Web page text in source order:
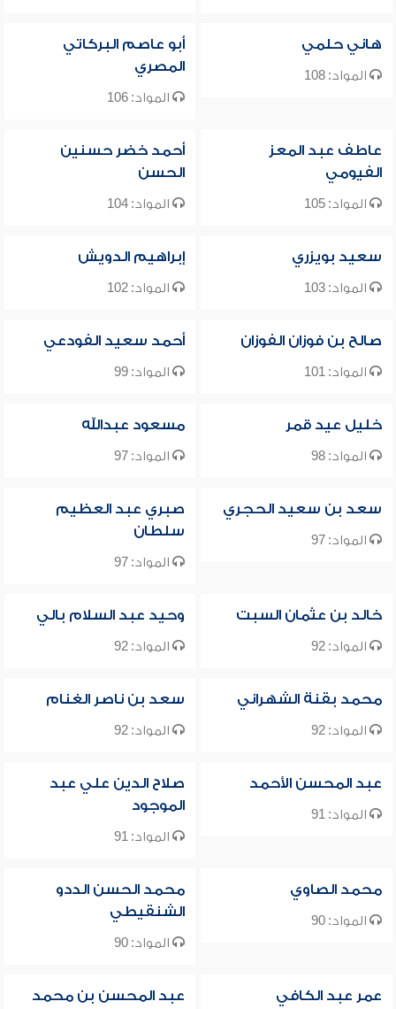
هاني حلمي
المواد: 108
أبو عاصم البركاتي
المصري
المواد: 106
عاطف عبد المعز
الفيومي
المواد: 105
أحمد خضر حسنين
الحسن
المواد: 104
سعيد بويزري
المواد: 103
إبراهيم الدويش
المواد: 102
صالح بن فوزان الفوزان
المواد: 101
أحمد سعيد الفودعي
المواد: 99
خليل عيد قمر
المواد: 98
مسعود عبدالله
المواد: 97
سعد بن سعيد الحجري
المواد: 97
صبري عبد العظيم
سلطان
المواد: 97
خالد بن عثمان السبت
المواد: 92
وحيد عبد السلام بالي
المواد: 92
محمد بقنة الشهراني
المواد: 92
سعد بن ناصر الغنام
المواد: 92
عبد المحسن الأحمد
المواد: 91
صلاح الدين علي عبد
الموجود
المواد: 91
محمد الصاوي
المواد: 90
محمد الحسن الددو
الشنقيطي
المواد: 90
عمر عبد الكافي
عبد المحسن بن محمد